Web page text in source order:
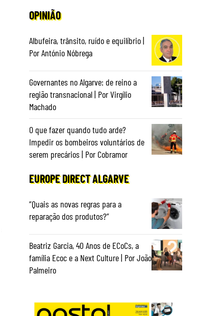
OPINIÃO
Albufeira, trânsito, ruído e equilíbrio |
Por António Nóbrega
Governantes no Algarve: de reino a
região transnacional | Por Virgílio
Machado
O que fazer quando tudo arde?
Impedir os bombeiros voluntários de
serem precários | Por Cobramor
EUROPE DIRECT ALGARVE
“Quais as novas regras para a
reparação dos produtos?”
Beatriz Garcia, 40 Anos de ECoCs, a
família Ecoc e a Next Culture | Por João
Palmeiro